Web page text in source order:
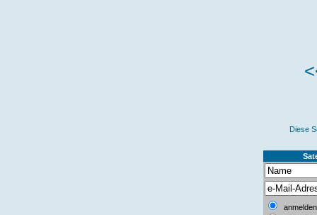
Diese S
anmelden